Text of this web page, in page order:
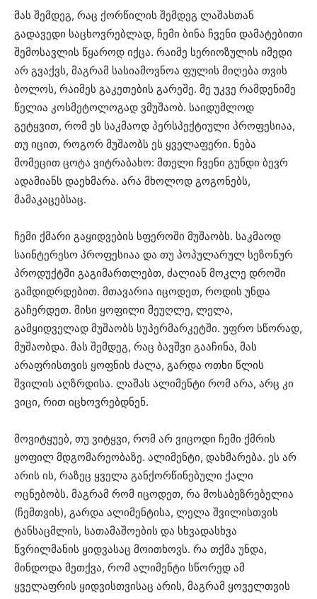
მას შემდეგ, რაც ქორწილის შემდეგ ლაშასთან
გადავედი საცხოვრებლად, ჩემი ბინა ჩვენი დამატებითი
შემოსავლის წყაროდ იქცა. რაიმე სერიოზულის იმედი
არ გვაქვს, მაგრამ სასიამოვნოა ფულის მიღება თვის
ბოლოს, რაიმეს გაკეთების გარეშე. მე უკვე რამდენიმე
წელია კოსმეტოლოგად ვმუშაობ. საიდუმლოდ
გეტყვით, რომ ეს საკმაოდ პერსპექტიული პროფესიაა,
თუ იცით, როგორ მუშაობს ეს ყველაფერი. ნება
მომეცით ცოტა ვიტრაბახო: მთელი ჩვენი გუნდი ბევრ
ადამიანს დაეხმარა. არა მხოლოდ გოგონებს,
მამაკაცებსაც.
ჩემი ქმარი გაყიდვების სფეროში მუშაობს. საკმაოდ
საინტერესო პროფესიაა და თუ პოპულარულ სეზონურ
პროდუქტში გაგიმართლებთ, ძალიან მოკლე დროში
გამდიდრდებით. მთავარია იცოდეთ, როდის უნდა
გაჩერდეთ. მისი ყოფილი მეუღლე, ლელა,
გამყიდველად მუშაობს სუპერმარკეტში. უფრო სწორად,
მუშაობდა. მას შემდეგ, რაც ბავშვი გააჩინა, მას
არაფრისთვის ყოფნის ძალა, გარდა ოთხი წლის
შვილის აღზრდისა. ლაშას ალიმენტი რომ არა, არც კი
ვიცი, რით იცხოვრებდნენ.
მოვიტყუებ, თუ ვიტყვი, რომ არ ვიცოდი ჩემი ქმრის
ყოფილ მდგომარეობაზე. ალიმენტი, დახმარება. ეს არ
არის ის, რაზეც ყველა განქორწინებული ქალი
ოცნებობს. მაგრამ რომ იცოდეთ, რა მოსაბეზრებელია
(ჩემთვის), გარდა ალიმენტისა, ლელა შვილისთვის
ტანსაცმლის, სათამაშოების და სხვადასხვა
წვრილმანის ყიდვასაც მოითხოვს. რა თქმა უნდა,
მინდოდა მეთქვა, რომ ალიმენტი სწორედ ამ
ყველაფრის ყიდვისთვისაც არის, მაგრამ ყოველთვის